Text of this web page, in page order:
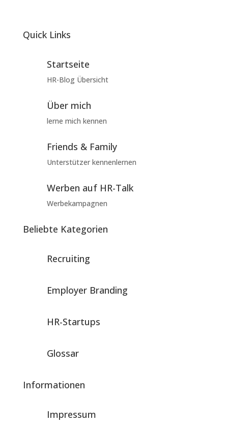
Quick Links
Startseite
HR-Blog Übersicht
Über mich
lerne mich kennen
Friends & Family
Unterstützer kennenlernen
Werben auf HR-Talk
Werbekampagnen
Beliebte Kategorien
Recruiting
Employer Branding
HR-Startups
Glossar
Informationen
Impressum